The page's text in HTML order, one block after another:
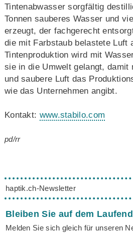
Tintenabwasser sorgfältig
Tonnen sauberes Wasser und
erzeugt, der fachgerecht
die mit Farbstaub belastete Luft
Tintenproduktion wird mit
sie in die Umwelt gelangt, damit
und saubere Luft das
wie das Unternehmen angibt.
Kontakt: www.stabilo.com
pd/rr
haptik.ch-Newsletter
Bleiben Sie auf dem
Melden Sie sich gleich für unseren